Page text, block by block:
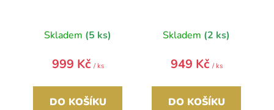
Skladem (5 ks)
999 Kč / ks
DO KOŠÍKU
Skladem (2 ks)
949 Kč / ks
DO KOŠÍKU